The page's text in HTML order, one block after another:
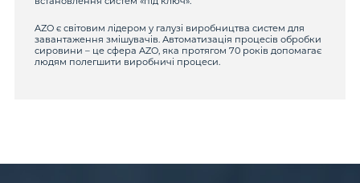
AZO є світовим лідером у галузі виробництва систем для
завантаження змішувачів. Автоматизація процесів обробки
сировини – це сфера AZO, яка протягом 70 років допомагає
людям полегшити виробничі процеси.